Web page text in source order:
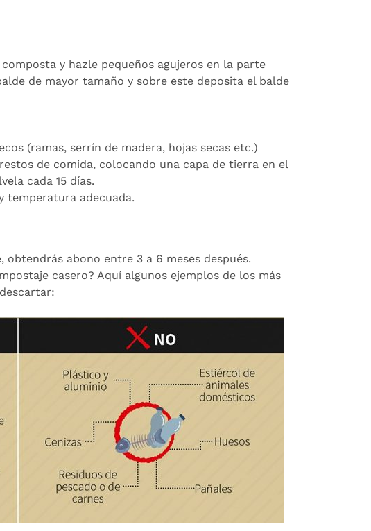
y hazle pequeños agujeros en la parte
de mayor tamaño y sobre este deposita el balde
(ramas, serrín de madera, hojas secas etc.)
de comida, colocando una capa de tierra en el
cada 15 días.
temperatura adecuada.
abono entre 3 a 6 meses después.
casero? Aquí algunos ejemplos de los más